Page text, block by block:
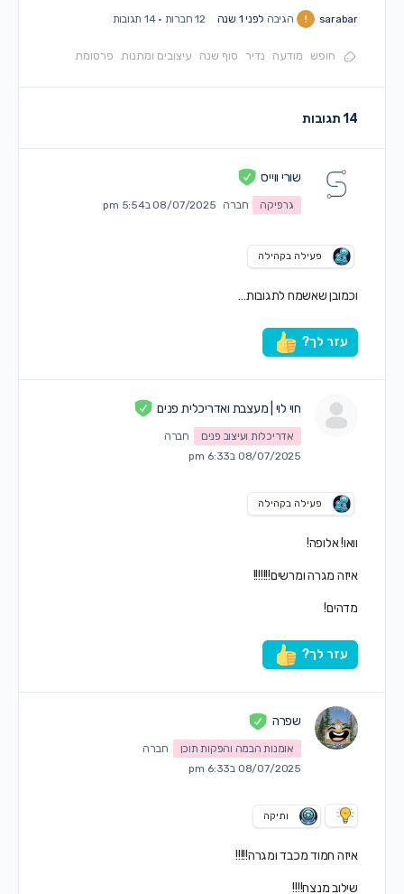
sarabar הגיבהלפני 1 שנה 12 חברות · 14 תגובות
חופש מודעה נדיר סוף שנה עיצובים ומתנות פרסומת
14 תגובות
שורי ווייס
גרפיקה חברה 08/07/2025 ב5:54 pm
פעילה בקהילה
וכמובן שאשמח לתגובות…
עזר לך?
חוי לוי | מעצבת ואדריכלית פנים
אדריכלות ועיצוב פנים
חברה
08/07/2025 ב6:33 pm
פעילה בקהילה
וואו! אלופה!
איזה מגרה ומרשים!!!!!!!
מדהים!
עזר לך?
שפרה
אומנות הבמה והפקות תוכן
חברה
08/07/2025 ב6:33 pm
ותיקה
איזה חמוד מכבד ומגרה!!!!!
שילוב מנצח!!!!